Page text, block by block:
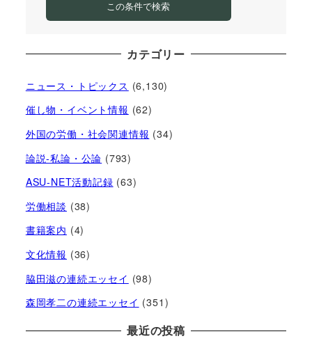
この条件で検索
カテゴリー
ニュース・トピックス (6,130)
催し物・イベント情報 (62)
外国の労働・社会関連情報 (34)
論説-私論・公論 (793)
ASU-NET活動記録 (63)
労働相談 (38)
書籍案内 (4)
文化情報 (36)
脇田滋の連続エッセイ (98)
森岡孝二の連続エッセイ (351)
最近の投稿